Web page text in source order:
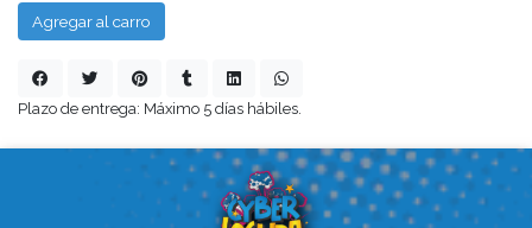
Agregar al carro
Plazo de entrega: Máximo 5 días hábiles.